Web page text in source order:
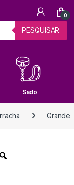
0
PESQUISAR
Sado
Grande